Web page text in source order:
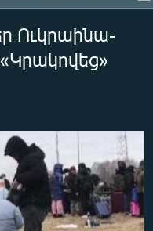
Ուկրաինա-
available